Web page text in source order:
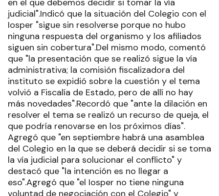
en el que debemos decidir si tomar la vía
judicial".Indicó que la situación del Colegio con el
Iosper "sigue sin resolverse porque no hubo
ninguna respuesta del organismo y los afiliados
siguen sin cobertura".Del mismo modo, comentó
que "la presentación que se realizó sigue la vía
administrativa; la comisión fiscalizadora del
instituto se expidió sobre la cuestión y el tema
volvió a Fiscalía de Estado, pero de allí no hay
más novedades".Recordó que "ante la dilación en
resolver el tema se realizó un recurso de queja, el
que podría renovarse en los próximos días".
Agregó que "en septiembre habrá una asamblea
del Colegio en la que se deberá decidir si se toma
la vía judicial para solucionar el conflicto" y
destacó que "la intención es no llegar a
eso".Agregó que "el Iosper no tiene ninguna
voluntad de negociación con el Colegio" y